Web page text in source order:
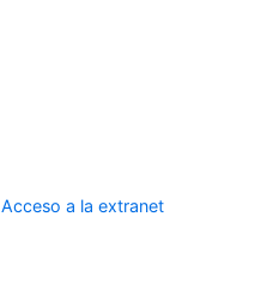
Acceso a la extranet